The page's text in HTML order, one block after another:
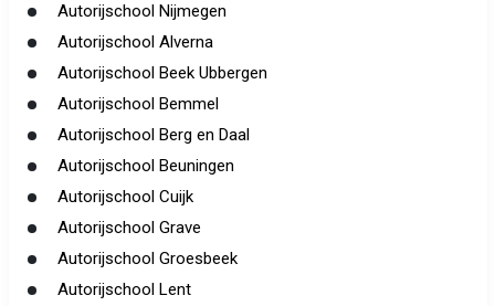
Autorijschool Nijmegen
Autorijschool Alverna
Autorijschool Beek Ubbergen
Autorijschool Bemmel
Autorijschool Berg en Daal
Autorijschool Beuningen
Autorijschool Cuijk
Autorijschool Grave
Autorijschool Groesbeek
Autorijschool Lent